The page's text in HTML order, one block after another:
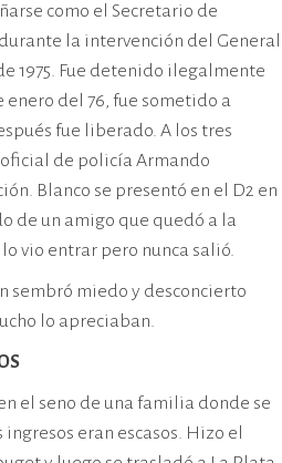
como el Secretario de
la intervención del General
1975. Fue detenido ilegalmente
enero del 76, fue sometido a
fue liberado. A los tres
de policía Armando
Blanco se presentó en el D2 en
de un amigo que quedó a la
vio entrar pero nunca salió.
sembró miedo y desconcierto
lo apreciaban.
el seno de una familia donde se
eran escasos. Hizo el